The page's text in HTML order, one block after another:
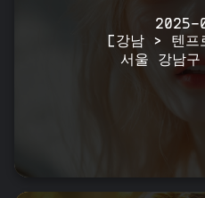
2025-
[강남 > 텐프
서울 강남